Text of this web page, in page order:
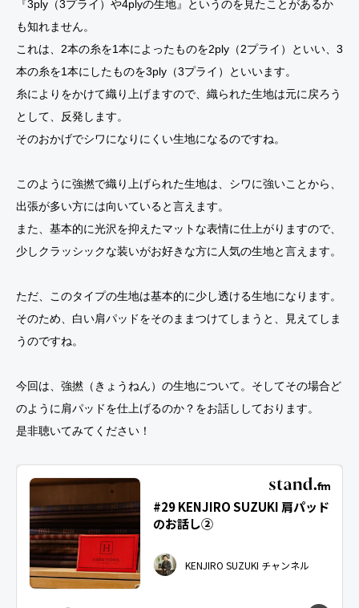
ッ
ト
の
仕
立
て
つ
い
て
ト
の
仕
て
つ
て
『3ply（3プライ）や4plyの生地』というのを見たことがあるか
も知れません。
これは、2本の糸を1本によったものを2ply（2プライ）といい、3
本の糸を1本にしたものを3ply（3プライ）といいます。
糸によりをかけて織り上げますので、織られた生地は元に戻ろう
として、反発します。
そのおかげでシワになりにくい生地になるのですね。
このように強撚で織り上げられた生地は、シワに強いことから、
出張が多い方には向いていると言えます。
また、基本的に光沢を抑えたマットな表情に仕上がりますので、
少しクラッシックな装いがお好きな方に人気の生地と言えます。
ただ、このタイプの生地は基本的に少し透ける生地になります。
そのため、白い肩パッドをそのままつけてしまうと、見えてしま
うのですね。
今回は、強撚（きょうねん）の生地について。そしてその場合ど
のように肩パッドを仕上げるのか？をお話ししております。
是非聴いてみてください！